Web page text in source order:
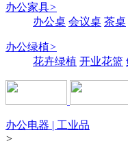
办公家具>
办公桌 会议桌 茶桌
办公绿植>
花卉绿植 开业花篮
办公电器 | 工业品
>